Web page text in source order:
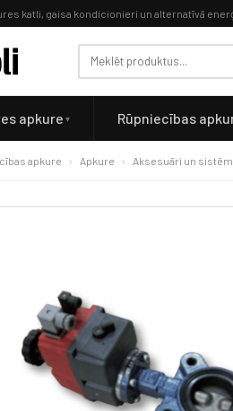
katli, gaisa kondicionieri un alternatīvā
apkure Rūpniecības
apkure Apkure Aksesuāri un